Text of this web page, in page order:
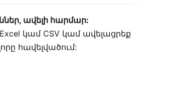
ավելի հարմար:
կամ CSV կամ ավելացրեք
հավելվածում: